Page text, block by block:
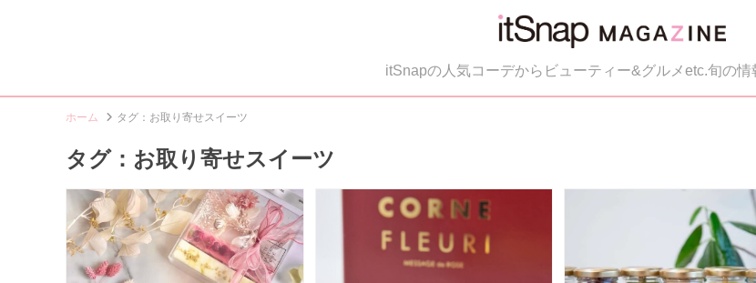
itSnapの人気コーデからビューティー&グルメetc.旬の
ホーム タグ：お取り寄せスイーツ
タグ：お取り寄せスイーツ